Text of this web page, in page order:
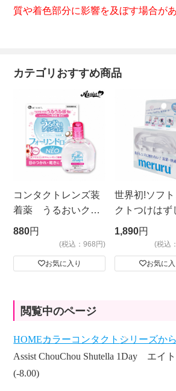
質や着色部分に影響を及ぼす場合があ
カテゴリおすすめ商品
コンタクトレンズ装
着薬 うるおいクッ
ション フォーリン
ドロップNEO
880円
(税込：968円)
お気に入り
世界初!ソフ
クトつけはず
具 meruru
付き クリア
1,890円
(税込
お気に入
閲覧中のページ
HOMEカラーコンタクト シリーズか
Assist ChouChou Shutella 1Day エイ
(-8.00)